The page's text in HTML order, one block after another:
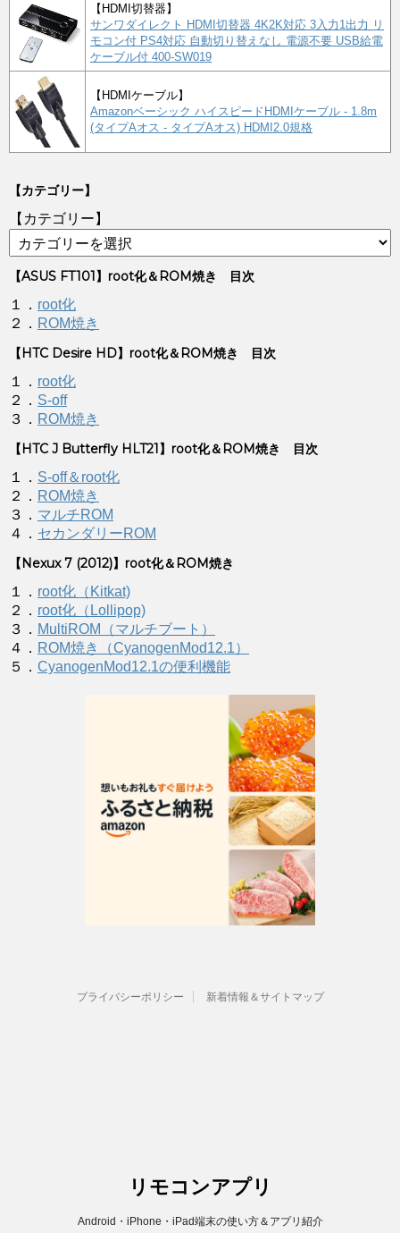
【HDMI切替器】
サンワダイレクト HDMI切替器 4K2K対応 3入力1出力 リ
モコン付 PS4対応 自動切り替えなし 電源不要 USB給電
ケーブル付 400-SW019
【HDMIケーブル】
Amazonベーシック ハイスピードHDMIケーブル - 1.8m
(タイプAオス - タイプAオス) HDMI2.0規格
【カテゴリー】
【カテゴリー】
【ASUS FT101】root化＆ROM焼き 目次
１． root化
２． ROM焼き
【HTC Desire HD】root化＆ROM焼き 目次
１． root化
２． S-off
３． ROM焼き
【HTC J Butterfly HLT21】root化＆ROM焼き 目次
１． S-off＆root化
２． ROM焼き
３． マルチROM
４． セカンダリーROM
【Nexux 7 (2012)】root化＆ROM焼き
１． root化（Kitkat)
２． root化（Lollipop)
３． MultiROM（マルチブート）
４． ROM焼き（CyanogenMod12.1）
５． CyanogenMod12.1の便利機能
プライバシーポリシー 新着情報＆サイトマップ
リモコンアプリ
Android・iPhone・iPad端末の使い方＆アプリ紹介